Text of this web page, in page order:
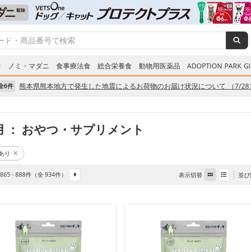
ノミ・マダニ 食事療法食 総合栄養食 動物用医薬品 ADOPTION PARK
6件 熊本県熊本地方で発生した地震によるお荷物のお届け状況について （7/28）
： おやつ・サプリメント
り
865 - 888件（全 934件） 表示切替 並